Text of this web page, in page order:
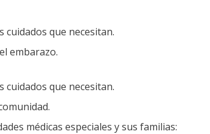
cuidados que necesitan.
embarazo.
cuidados que necesitan.
médicas especiales y sus familias: